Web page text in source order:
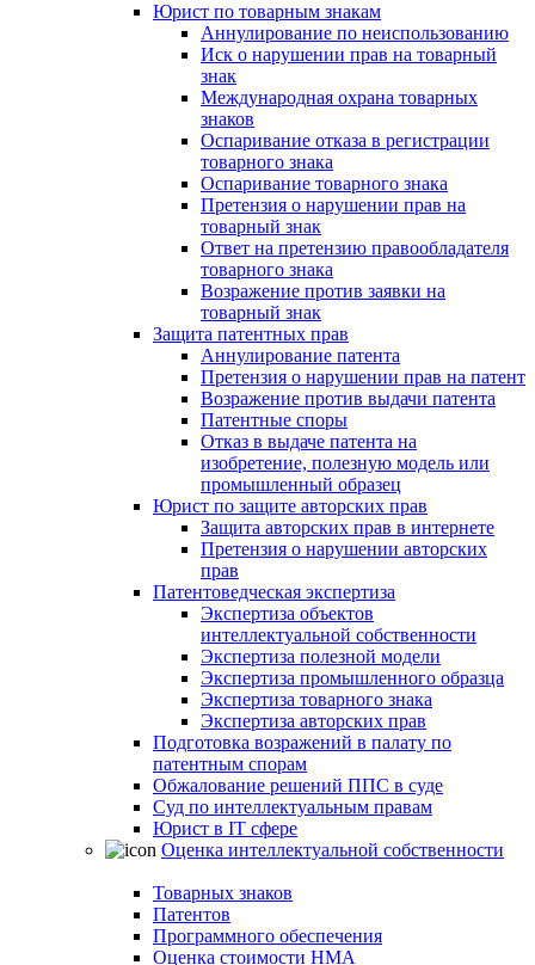
Юрист по товарным знакам
Аннулирование по неиспользованию
Иск о нарушении прав на товарный
знак
Международная охрана товарных
знаков
Оспаривание отказа в регистрации
товарного знака
Оспаривание товарного знака
Претензия о нарушении прав на
товарный знак
Ответ на претензию правообладателя
товарного знака
Возражение против заявки на
товарный знак
Защита патентных прав
Аннулирование патента
Претензия о нарушении прав на патент
Возражение против выдачи патента
Патентные споры
Отказ в выдаче патента на
изобретение, полезную модель или
промышленный образец
Юрист по защите авторских прав
Защита авторских прав в интернете
Претензия о нарушении авторских
прав
Патентоведческая экспертиза
Экспертиза объектов
интеллектуальной собственности
Экспертиза полезной модели
Экспертиза промышленного образца
Экспертиза товарного знака
Экспертиза авторских прав
Подготовка возражений в палату по
патентным спорам
Обжалование решений ППС в суде
Суд по интеллектуальным правам
Юрист в IT сфере
Оценка интеллектуальной собственности
Товарных знаков
Патентов
Программного обеспечения
Оценка стоимости НМА